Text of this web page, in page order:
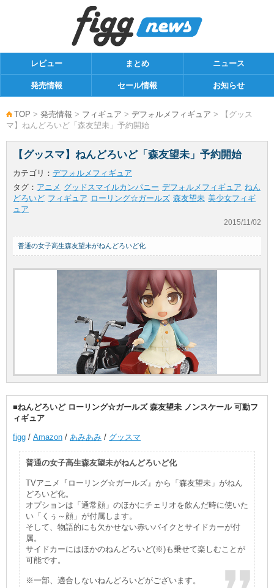
レビュー まとめ ニュース
発売情報 セール情報 お知らせ
TOP > 発売情報 > フィギュア > デフォルメフィギュア > 【グッス
マ】ねんどろいど「森友望未」予約開始
【グッスマ】ねんどろいど「森友望未」予約開始
カテゴリ： デフォルメフィギュア
タグ： アニメ グッドスマイルカンパニー デフォルメフィギュア ねん
どろいど フィギュア ローリング☆ガールズ 森友望未 美少女フィギ
ュア
2015/11/02
普通の女子高生森友望未がねんどろいど化
■ねんどろいど ローリング☆ガールズ 森友望未 ノンスケール 可動フ
ィギュア
figg / Amazon / あみあみ / グッスマ
普通の女子高生森友望未がねんどろいど化
TVアニメ『ローリング☆ガールズ』から「森友望未」がねん
どろいど化。
オプションは「通常顔」のほかにチェリオを飲んだ時に使いた
い「くぅ～顔」が付属します。
そして、物語的にも欠かせない赤いバイクとサイドカーが付
属。
サイドカーにはほかのねんどろいど(※)も乗せて楽しむことが
可能です。
※一部、適合しないねんどろいどがございます。